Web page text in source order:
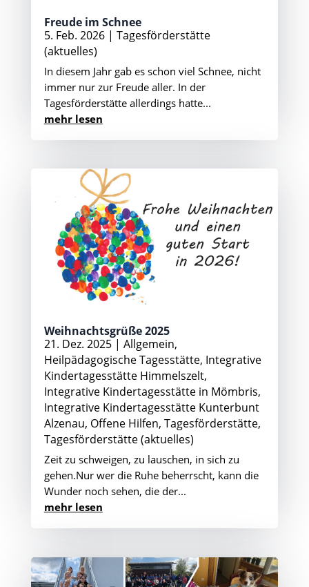
Freude im Schnee
5. Feb. 2026| Tagesförderstätte
(aktuelles)
In diesem Jahr gab es schon viel Schnee, nicht
immer nur zur Freude aller. In der
Tagesförderstätte allerdings hatte...
mehr lesen
Weihnachtsgrüße 2025
21. Dez. 2025| Allgemein,
Heilpädagogische Tagesstätte, Integrative
Kindertagesstätte Himmelszelt,
Integrative Kindertagesstätte in Mömbris,
Integrative Kindertagesstätte Kunterbunt
Alzenau, Offene Hilfen, Tagesförderstätte,
Tagesförderstätte (aktuelles)
Zeit zu schweigen, zu lauschen, in sich zu
gehen.Nur wer die Ruhe beherrscht, kann die
Wunder noch sehen, die der...
mehr lesen